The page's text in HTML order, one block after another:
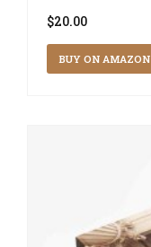
$20.00
BUY ON AMAZON